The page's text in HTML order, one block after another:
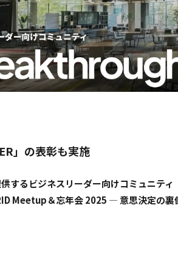
」の表彰も実施
するビジネスリーダー向けコミュニティ
Meetup＆忘年会 2025 ― 意思決定の裏